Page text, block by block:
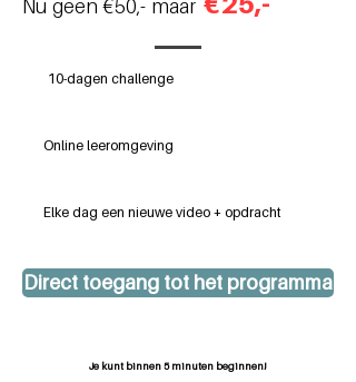
Nu geen €50,- maar
10-dagen challenge
Online leeromgeving
Elke dag een nieuwe video + opdracht
Direct toegang tot het programma
Je kunt binnen 5 minuten beginnen!